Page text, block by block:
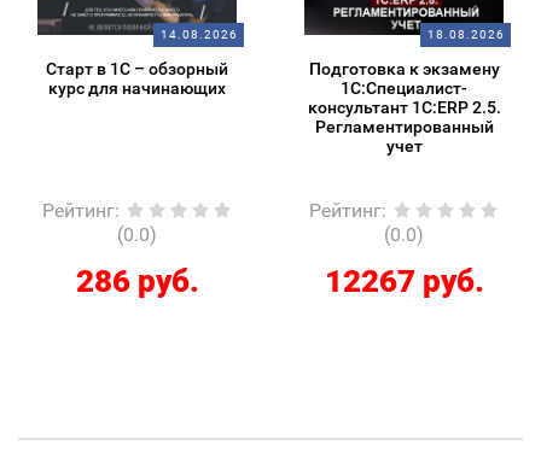
14.08.2026
Старт в 1С – обзорный
курс для начинающих
Рейтинг:
(0.0)
286 руб.
18.08.2026
Подготовка к экзамену
1С:Специалист-
консультант 1С:ERP 2.5.
Регламентированный
учет
Рейтинг:
(0.0)
12267 руб.